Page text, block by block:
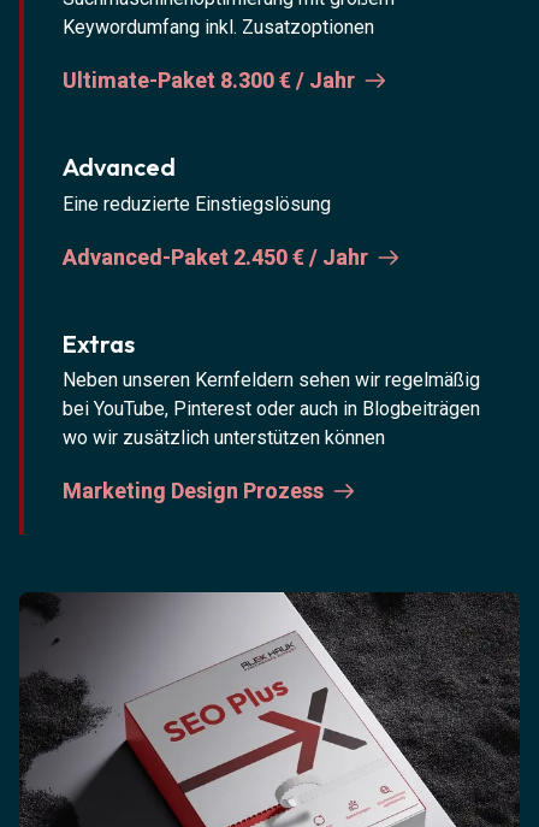
Keywordumfang inkl. Zusatzoptionen
Ultimate-Paket 8.300 € / Jahr
Advanced
Eine reduzierte Einstiegslösung
Advanced-Paket 2.450 € / Jahr
Extras
Neben unseren Kernfeldern sehen wir regelmäßig
bei YouTube, Pinterest oder auch in Blogbeiträgen
wo wir zusätzlich unterstützen können
Marketing Design Prozess